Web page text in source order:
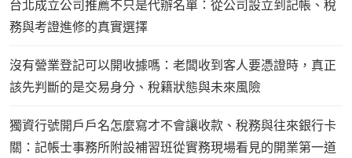
台北成立公司推薦不只是代辦名單：從公司設立到記帳、稅
務與考證進修的真實選擇
沒有營業登記可以開收據嗎：老闆收到客人要憑證時，真正
該先判斷的是交易身分、稅籍狀態與未來風險
獨資行號開戶戶名怎麼寫才不會讓收款、稅務與往來銀行卡
關：記帳士事務所附設補習班從實務現場看見的開業第一道